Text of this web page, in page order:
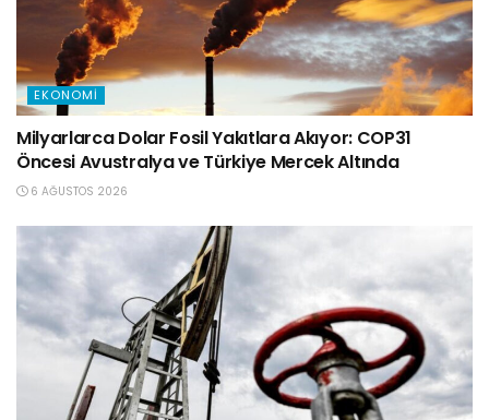
EKONOMI
Milyarlarca Dolar Fosil Yakıtlara Akıyor: COP31
Öncesi Avustralya ve Türkiye Mercek Altında
6 AĞUSTOS 2026